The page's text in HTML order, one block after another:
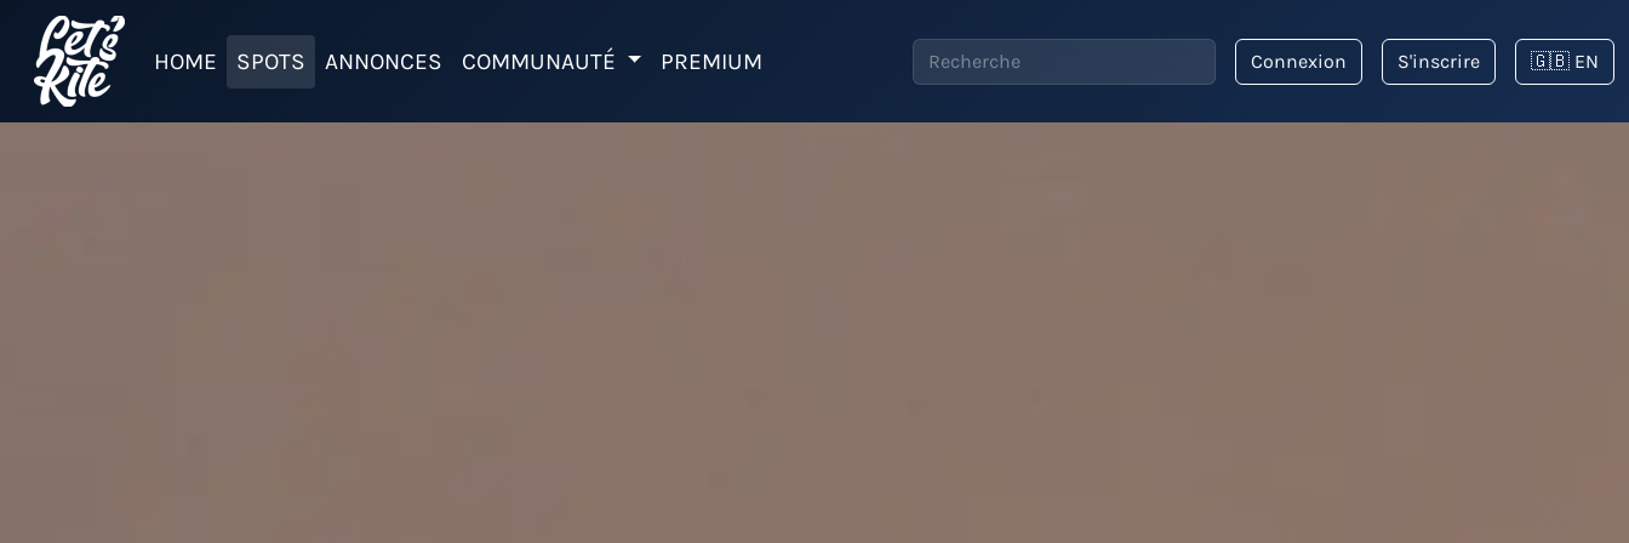
HOME SPOTS ANNONCES COMMUNAUTÉ PREMIUM Connexion S'inscrire 🇬🇧 EN